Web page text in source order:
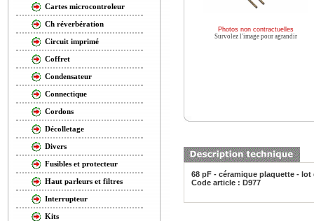
Cartes microcontroleur
Ch réverbération
Circuit imprimé
Coffret
Condensateur
Connectique
Cordons
Décolletage
Divers
Fusibles et protecteur
Haut parleurs et filtres
Interrupteur
Kits
Photos non contractuelles
Survolez l'image pour agrandir
68 pF - céramique plaquette - lot
Code article : D977